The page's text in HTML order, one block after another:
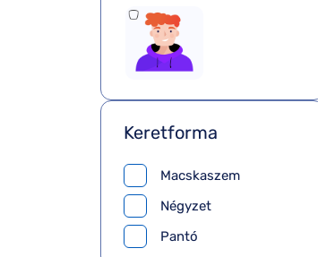
Keretforma
Macskaszem
Négyzet
Pantó